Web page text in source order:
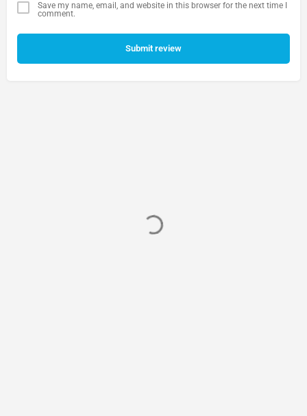
Save my name, email, and website in this browser for the next time I
comment.
Submit review